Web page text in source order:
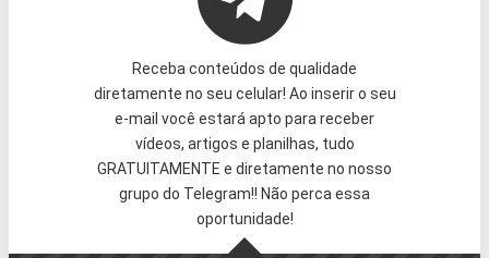
Receba conteúdos de qualidade
diretamente no seu celular! Ao inserir o seu
e-mail você estará apto para receber
vídeos, artigos e planilhas, tudo
GRATUITAMENTE e diretamente no nosso
grupo do Telegram!! Não perca essa
oportunidade!